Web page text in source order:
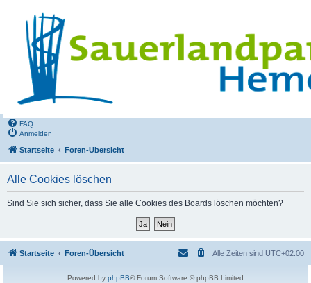
FAQ
Anmelden
Startseite Foren-Übersicht
Alle Cookies löschen
Sind Sie sich sicher, dass Sie alle Cookies des Boards löschen möchten?
Startseite Foren-Übersicht Alle Zeiten sind UTC+02:00
Powered by phpBB® Forum Software © phpBB Limited